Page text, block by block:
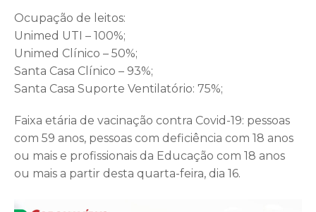
Ocupação de leitos:
Unimed UTI – 100%;
Unimed Clínico – 50%;
Santa Casa Clínico – 93%;
Santa Casa Suporte Ventilatório: 75%;
Faixa etária de vacinação contra Covid-19: pessoas
com 59 anos, pessoas com deficiência com 18 anos
ou mais e profissionais da Educação com 18 anos
ou mais a partir desta quarta-feira, dia 16.